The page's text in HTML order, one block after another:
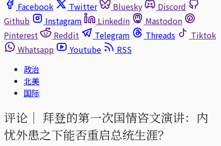
Facebook
Twitter Bluesky
Discord
Github
Instagram Linkedin
Mastodon
Pinterest
Reddit Telegram Threads
Tiktok
Whatsapp
Youtube
RSS
政治
北美
国际
评论｜ 拜登的第一次国情咨文演讲：内
忧外患之下能否重启总统生涯？